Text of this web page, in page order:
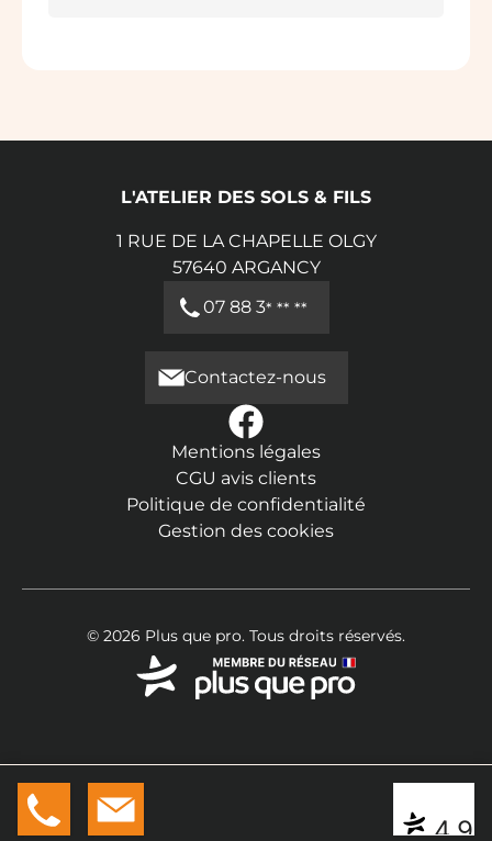
07 88 3* ** **
4,9
L'ATELIER DES SOLS & FILS
1 RUE DE LA CHAPELLE OLGY
57640 ARGANCY
07 88 3* ** **
Contactez-nous
Mentions légales
CGU avis clients
Politique de confidentialité
Gestion des cookies
© 2026 Plus que pro. Tous droits réservés.